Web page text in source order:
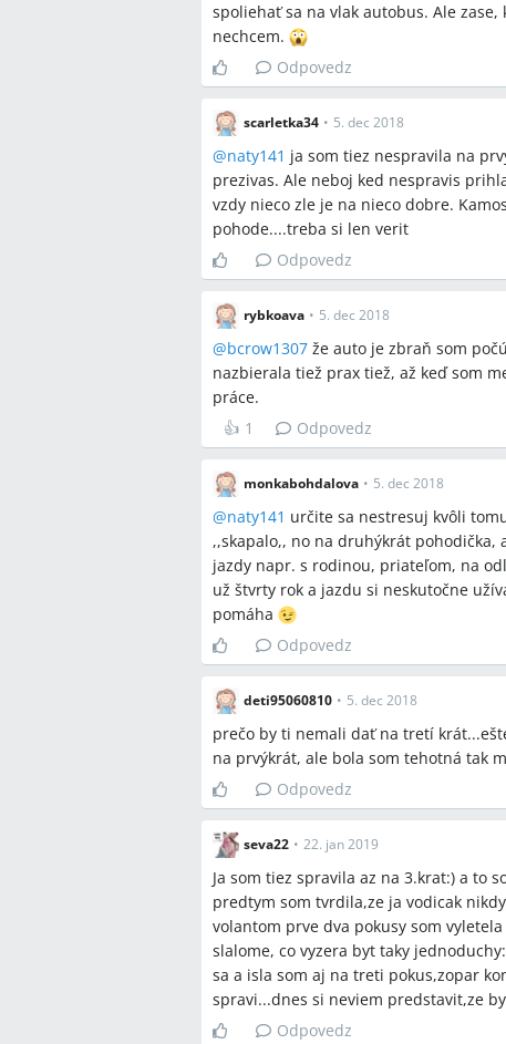
spoliehať sa na vlak autobus. Ale
nechcem.
Odpovedz
scarletka34 • 5. dec 2018
@naty141 ja som tiez nespravila na
prezivas. Ale neboj ked nespravis
vzdy nieco zle je na nieco dobre.
pohode....treba si len verit
Odpovedz
rybkoava • 5. dec 2018
@bcrow1307 že auto je zbraň som
nazbierala tiež prax tiež, až keď som
práce.
👍 1 Odpovedz
monkabohdalova • 5. dec 2018
@naty141 určite sa nestresuj kvôli
,,skapalo,, no na druhýkrát pohodička,
jazdy napr. s rodinou, priateľom, na
už štvrty rok a jazdu si neskutočne
pomáha
Odpovedz
deti95060810 • 5. dec 2018
prečo by ti nemali dať na tretí
na prvýkrát, ale bola som tehotná tak
Odpovedz
seva22 • 22. jan 2019
Ja som tiez spravila az na 3.krat:) a to
predtym som tvrdila,ze ja vodicak
volantom prve dva pokusy som
slalome, co vyzera byt taky
sa a isla som aj na treti pokus,zopar
spravi...dnes si neviem predstavit,ze
Odpovedz